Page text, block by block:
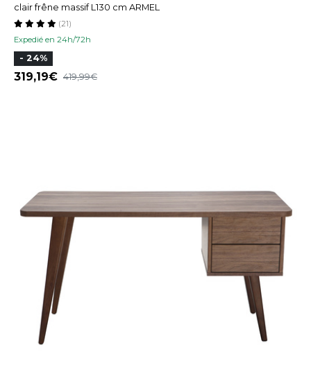
clair frêne massif L130 cm ARMEL
Expedié en 24h/72h
(21)
- 24%
319,19 419,99